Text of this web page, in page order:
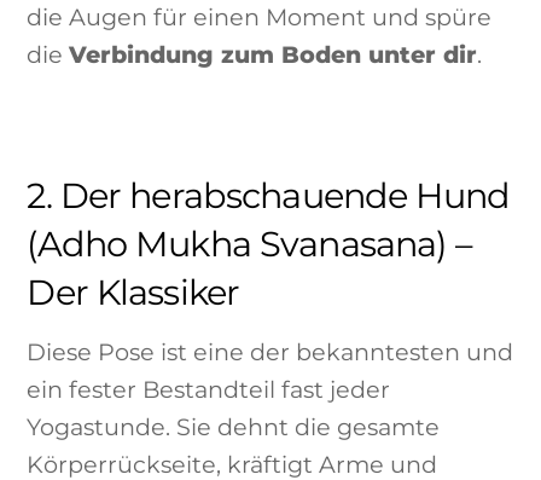
die Augen für einen Moment und spüre
dieVerbindung zum Boden unter dir.
2. Der herabschauende Hund
(Adho Mukha Svanasana) –
Der Klassiker
Diese Pose ist eine der bekanntesten und
ein fester Bestandteil fast jeder
Yogastunde. Sie dehnt die gesamte
Körperrückseite, kräftigt Arme und